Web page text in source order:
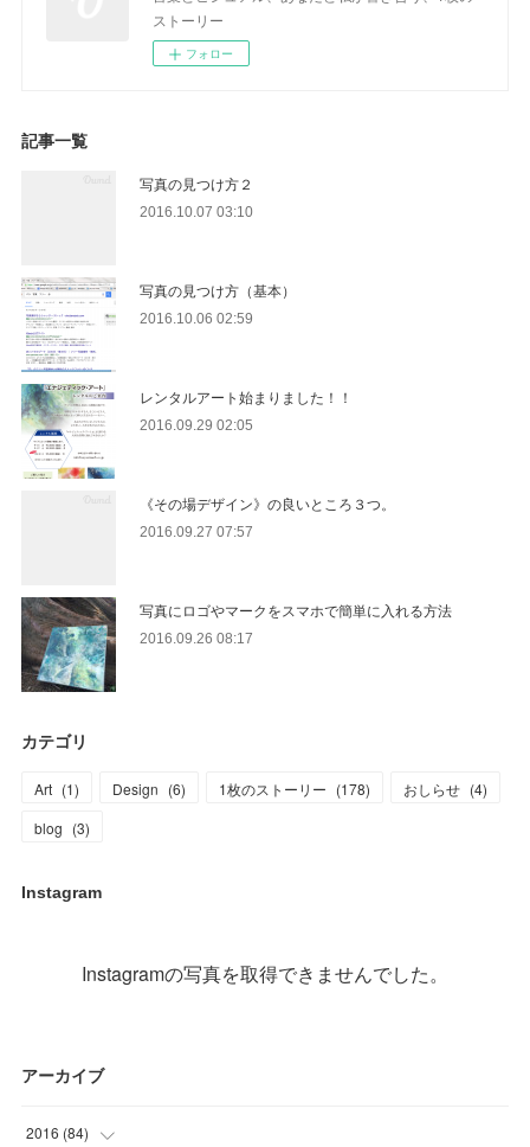
ストーリー
フォロー
記事一覧
写真の見つけ方２
2016.10.07 03:10
写真の見つけ方（基本）
2016.10.06 02:59
レンタルアート始まりました！！
2016.09.29 02:05
《その場デザイン》の良いところ３つ。
2016.09.27 07:57
写真にロゴやマークをスマホで簡単に入れる方法
2016.09.26 08:17
カテゴリ
Art (1) Design (6) 1枚のストーリー (178) おしらせ (4)
blog (3)
Instagram
Instagramの写真を取得できませんでした。
アーカイブ
2016 (84)